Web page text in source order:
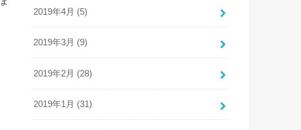
2019年4月 (5)
2019年3月 (9)
2019年2月 (28)
2019年1月 (31)